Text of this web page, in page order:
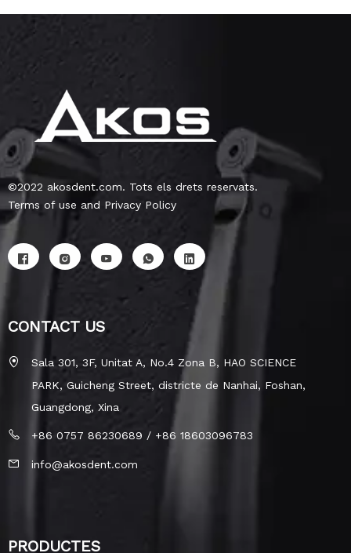
©2022 akosdent.com. Tots els drets reservats.
Terms of use and Privacy Policy
CONTACT US
Sala 301, 3F, Unitat A, No.4 Zona B, HAO SCIENCE
PARK, Guicheng Street, districte de Nanhai, Foshan,
Guangdong, Xina
+86 0757 86230689 / +86 18603096783
info@akosdent.com
PRODUCTES